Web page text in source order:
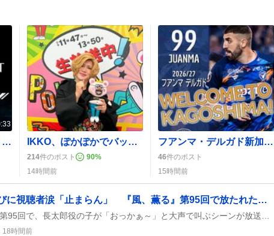
「バディナナ」イベント完走でSS達成、ファンは「次は三月くんと百ちゃんか！」と歓喜 IKKO、ぽかぽかでバッグ公開 化粧品満載にファン歓喜
214件のポスト 90%
14時間前
フアンマ・デルガド新加入、鹿児島ユナイテッドFCが歓喜の嵐「やっぱりフアンマがー！」
46件のポスト
15時間前
長太郎の叫びに視聴者涙「止まらん」 『風、薫る』第95回で放たれた希望の声
18時間前